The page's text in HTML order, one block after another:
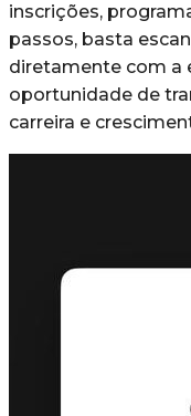
inscrições,
passos, basta
diretamente com a
oportunidade de
carreira e